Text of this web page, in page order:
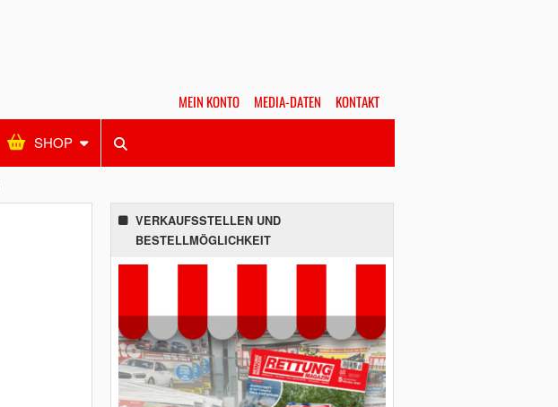
MEIN KONTO MEDIA-DATEN KONTAKT
SHOP
VERKAUFSSTELLEN UND
BESTELLMÖGLICHKEIT